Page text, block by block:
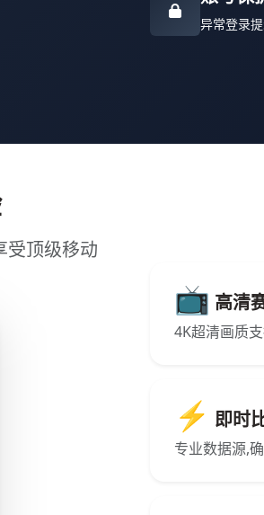
异常登录
受顶级移动
📺 高清
4K超清画质
⚡ 即时
专业数据源,